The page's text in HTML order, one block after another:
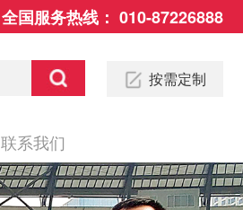
全国服务热线： 010-87226888
按需定制
联系我们